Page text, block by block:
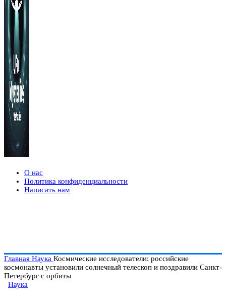
О нас
Политика конфиденциальности
Написать нам
Главная Наука Космические исследователи: российские
космонавты установили солнечный телескоп и поздравили Санкт-
Петербург с орбиты
Наука